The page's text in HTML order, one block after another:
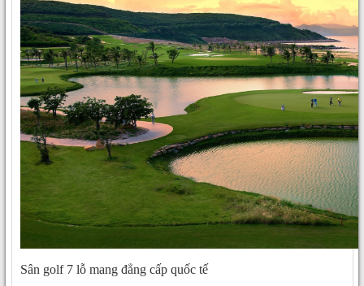
Sân golf 7 lỗ mang đẳng cấp quốc tế